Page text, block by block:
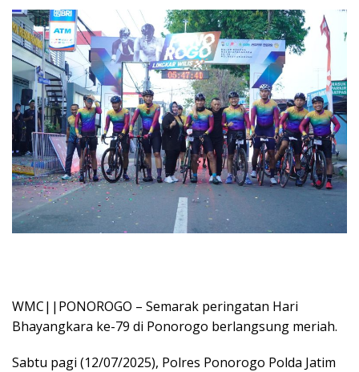
WMC||PONOROGO – Semarak peringatan Hari
Bhayangkara ke-79 di Ponorogo berlangsung meriah.
Sabtu pagi (12/07/2025), Polres Ponorogo Polda Jatim